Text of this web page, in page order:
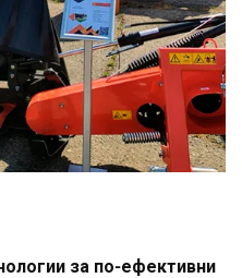
за по-ефективни